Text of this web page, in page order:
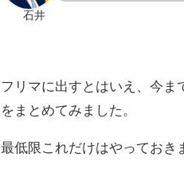
石井
フリマに出すとはいえ、今
をまとめてみました。
最低限これだけはやっておき